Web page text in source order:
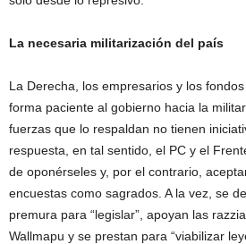
La necesaria militarización del país
La Derecha, los empresarios y los
forma paciente al gobierno hacia la
fuerzas que lo respaldan no tienen
respuesta, en tal sentido, el PC y el
de oponérseles y, por el contrario,
encuestas como sagrados. A la vez, se
premura para “legislar”, apoyan las
Wallmapu y se prestan para “viabilizar